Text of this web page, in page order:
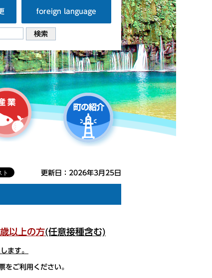
foreign language
更新日：2026年3月25日
以上の方(任意接種含む)
ます。
をご利用ください。